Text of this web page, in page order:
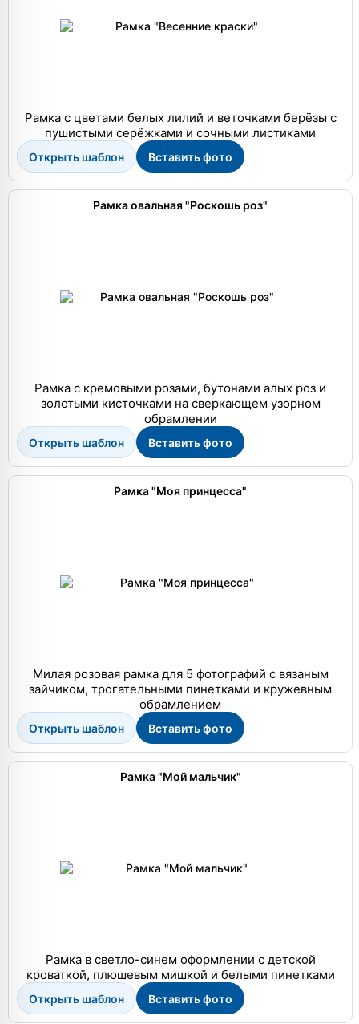
Рамка с цветами белых лилий и веточками берёзы с
пушистыми серёжками и сочными листиками
Открыть шаблон Вставить фото
Рамка овальная "Роскошь роз"
Рамка с кремовыми розами, бутонами алых роз и
золотыми кисточками на сверкающем узорном
обрамлении
Открыть шаблон Вставить фото
Рамка "Моя принцесса"
Милая розовая рамка для 5 фотографий с вязаным
зайчиком, трогательными пинетками и кружевным
обрамлением
Открыть шаблон Вставить фото
Рамка "Мой мальчик"
Рамка в светло-синем оформлении с детской
кроваткой, плюшевым мишкой и белыми пинетками
Открыть шаблон Вставить фото